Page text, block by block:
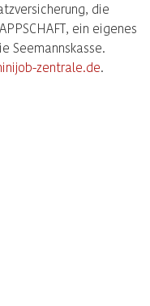
die
ein eigenes
Seemannskasse.
zentrale.de.